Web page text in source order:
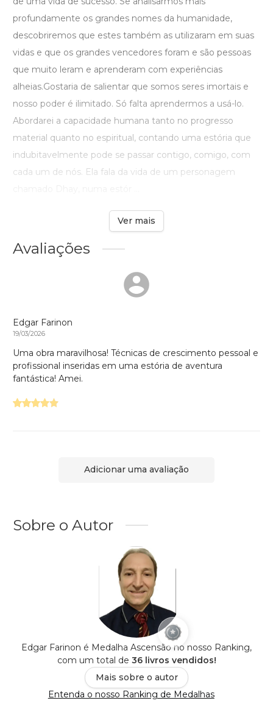
profundamente os grandes nomes da humanidade,
descobriremos que estes também as utilizaram em suas
vidas e que os grandes vencedores foram e são pessoas
que muito leram e aprenderam com experiências
alheias.Gostaria de salientar que somos seres imortais e
nosso poder é ilimitado. Só falta aprendermos a usá-lo.
Abordarei a capacidade humana tanto no progresso
material quanto no espiritual, contando uma estória que
indubitavelmente pode se passar contigo, comigo, com
cada um de nós. Ela fala da vida de um personagem
Ver mais
Avaliações
Edgar Farinon
19/03/2026
Uma obra maravilhosa! Técnicas de crescimento pessoal e
profissional inseridas em uma estória de aventura
fantástica! Amei.
Adicionar uma avaliação
Sobre o Autor
Edgar Farinon é Medalha Ascensão no nosso Ranking,
com um total de 36 livros vendidos!
Mais sobre o autor
Entenda o nosso Ranking de Medalhas